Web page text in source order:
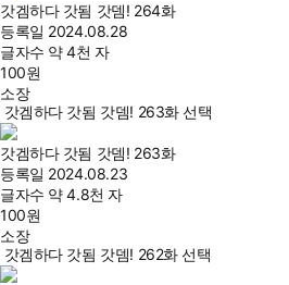
갓겜하다 갓됨 갓뎀! 264화
등록일 2024.08.28
글자수 약 4천 자
100원
소장
갓겜하다 갓됨 갓뎀! 263화 선택
갓겜하다 갓됨 갓뎀! 263화
등록일 2024.08.23
글자수 약 4.8천 자
100원
소장
갓겜하다 갓됨 갓뎀! 262화 선택